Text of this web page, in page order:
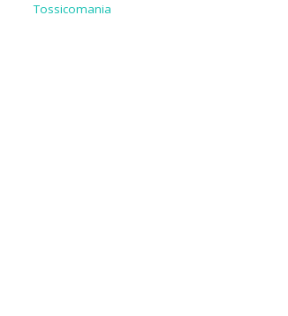
Tossicomania